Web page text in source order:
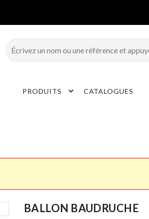
PRODUITS CATALOGUES
BALLON BAUDRUCHE